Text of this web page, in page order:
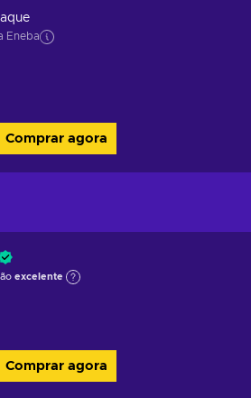
Eneba
Comprar agora
excelente
Comprar agora